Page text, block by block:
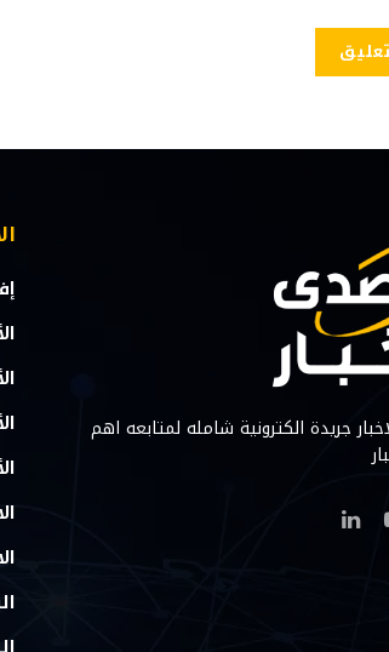
جريدة الكترونية شامله لمتابعه اهم